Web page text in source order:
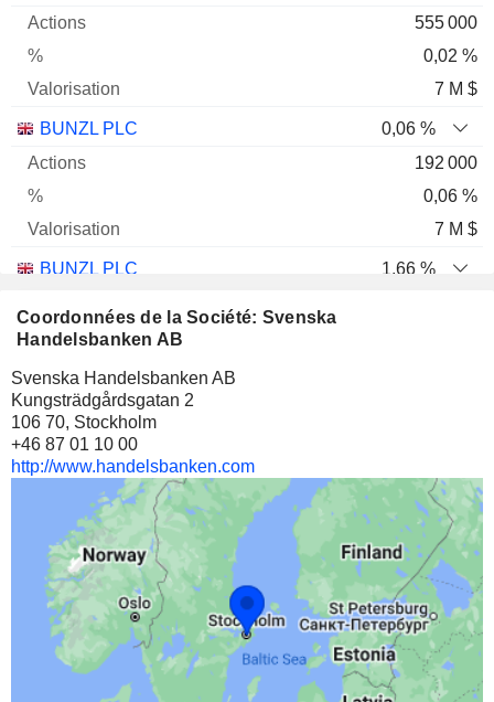
555 000
0,02 %
7 M $
BUNZL PLC
0,06 %
192 000
0,06 %
7 M $
BUNZL PLC
1,66 %
GRUVAKTIEBOLAGET VISCARIA
0,61 %
2 M $
CONVATEC GROUP PLC
0,03 %
652 000
0,03 %
2 M $
SAGE GROUP PLC 0,02 %
Coordonnées de la Société: Svenska
Handelsbanken AB
Svenska Handelsbanken AB
Kungsträdgårdsgatan 2
106 70, Stockholm
+46 87 01 10 00
http://www.handelsbanken.com